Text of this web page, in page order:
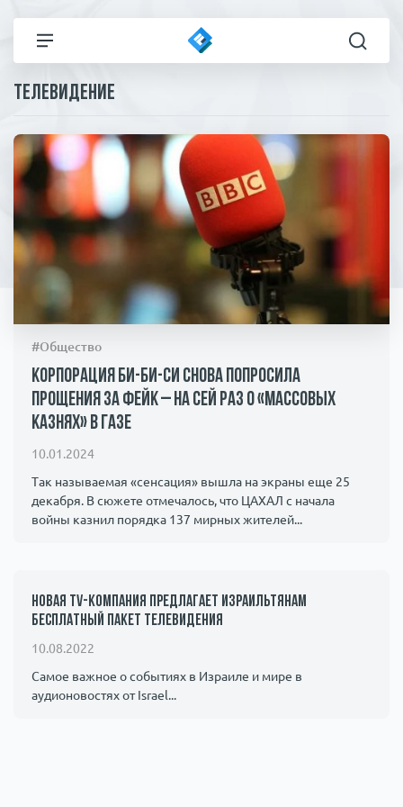
Все новости
Политика
В мире
Экономика
Общество
Коронавирус
Происшествия
Армия
Спорт
Здоровье и красота
Пресса
Статьи
ЧП И КРИМИНАЛ
Телевидение
#Общество
Корпорация Би-би-си снова попросила
прощения за фейк – на сей раз о «массовых
казнях» в Газе
10.01.2024
Так называемая «сенсация» вышла на экраны еще 25
декабря. В сюжете отмечалось, что ЦАХАЛ с начала
войны казнил порядка 137 мирных жителей...
Новая TV-компания предлагает израильтянам
бесплатный пакет телевидения
10.08.2022
Самое важное о событиях в Израиле и мире в
аудионовостях от Israel...